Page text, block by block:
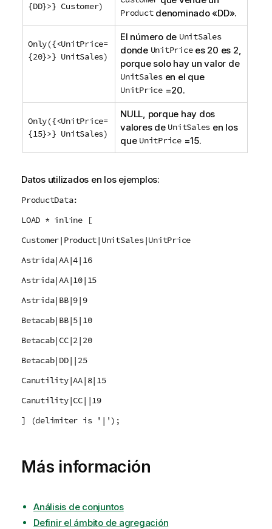
{DD}>} Customer)
Productdenominado «DD».
Only({<UnitPrice=
{20}>} UnitSales)
El número de UnitSales
donde UnitPricees 20 es 2,
porque solo hay un valor de
UnitSalesen el que
UnitPrice=20.
Only({<UnitPrice=
{15}>} UnitSales)
NULL, porque hay dos
valores de UnitSales en los
que UnitPrice=15.
Datos utilizados en los ejemplos:
ProductData:
LOAD * inline [
Customer|Product|UnitSales|UnitPrice
Astrida|AA|4|16
Astrida|AA|10|15
Astrida|BB|9|9
Betacab|BB|5|10
Betacab|CC|2|20
Betacab|DD||25
Canutility|AA|8|15
Canutility|CC||19
] (delimiter is '|');
Más información
Análisis de conjuntos
Definir el ámbito de agregación